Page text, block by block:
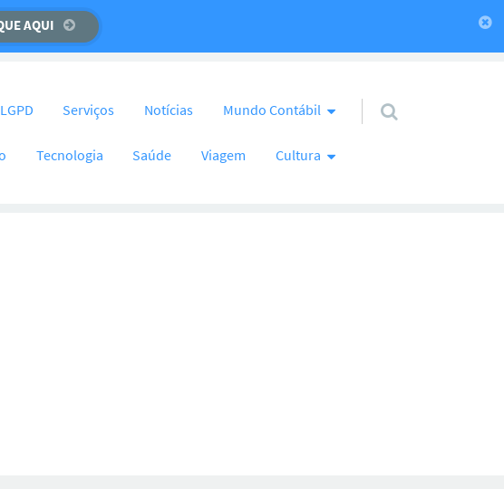
AQUI
AQUI
LGPD Serviços Notícias Mundo Contábil
Tecnologia Saúde Viagem Cultura